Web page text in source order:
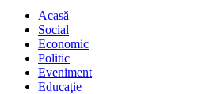
Acasă
Social
Economic
Politic
Eveniment
Educaţie